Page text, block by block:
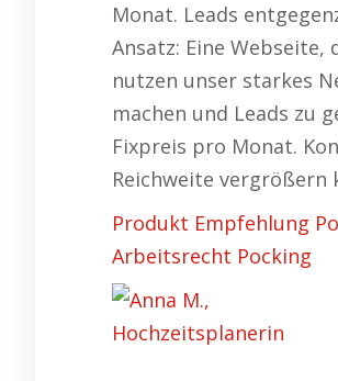
Monat. Leads
Ansatz: Eine
nutzen unser starkes
machen und Leads zu
Fixpreis pro Monat.
Reichweite vergrößern
Produkt Empfehlung
Arbeitsrecht Pocking